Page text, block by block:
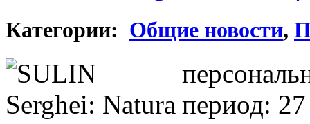
Категории: Общие новости,
период: